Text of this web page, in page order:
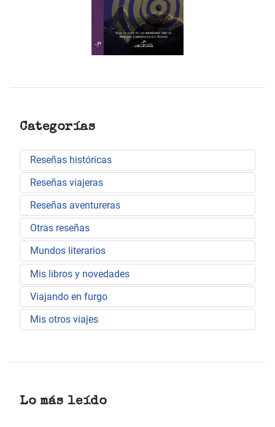
Categorías
Reseñas históricas
Reseñas viajeras
Reseñas aventureras
Otras reseñas
Mundos literarios
Mis libros y novedades
Viajando en furgo
Mis otros viajes
Lo más leído